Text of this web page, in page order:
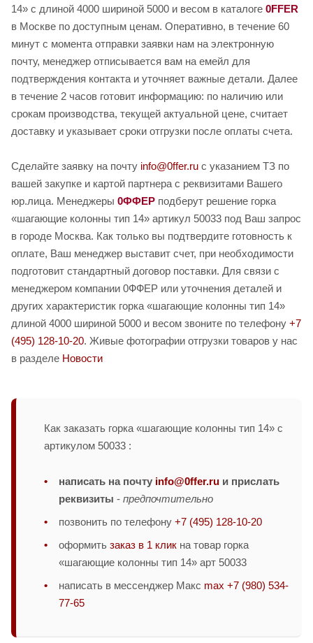
14» с длиной 4000 шириной 5000 и весом в каталоге 0FFER
в Москве по доступным ценам. Оперативно, в течение 60
минут с момента отправки заявки нам на электронную
почту, менеджер отписывается вам на емейл для
подтверждения контакта и уточняет важные детали. Далее
в течение 2 часов готовит информацию: по наличию или
срокам производства, текущей актуальной цене, считает
доставку и указывает сроки отгрузки после оплаты счета.
Сделайте заявку на почту info@0ffer.ru с указанием ТЗ по
вашей закупке и картой партнера с реквизитами Вашего
юр.лица. Менеджеры 0ФФЕР подберут решение горка
«шагающие колонны тип 14» артикул 50033 под Ваш запрос
в городе Москва. Как только вы подтвердите готовность к
оплате, Ваш менеджер выставит счет, при необходимости
подготовит стандартный договор поставки. Для связи с
менеджером компании 0ФФЕР или уточнения деталей и
других характеристик горка «шагающие колонны тип 14»
длиной 4000 шириной 5000 и весом звоните по телефону +7
(495) 128-10-20. Живые фотографии отгрузки товаров у нас
в разделе Новости
Как заказать горка «шагающие колонны тип 14» с
артикулом 50033 :
написать на почту info@0ffer.ru и прислать
реквизиты - предпочтительно
позвонить по телефону +7 (495) 128-10-20
оформить заказ в 1 клик на товар горка
«шагающие колонны тип 14» арт 50033
написать в мессенджер Макс max +7 (980) 534-
77-65